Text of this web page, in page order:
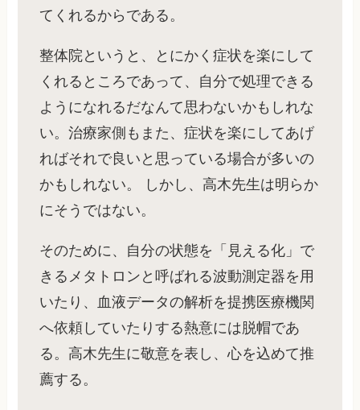
てくれるからである。
整体院というと、とにかく症状を楽にして
くれるところであって、自分で処理できる
ようになれるだなんて思わないかもしれな
い。治療家側もまた、症状を楽にしてあげ
ればそれで良いと思っている場合が多いの
かもしれない。 しかし、高木先生は明らか
にそうではない。
そのために、自分の状態を「見える化」で
きるメタトロンと呼ばれる波動測定器を用
いたり、血液データの解析を提携医療機関
へ依頼していたりする熱意には脱帽であ
る。高木先生に敬意を表し、心を込めて推
薦する。